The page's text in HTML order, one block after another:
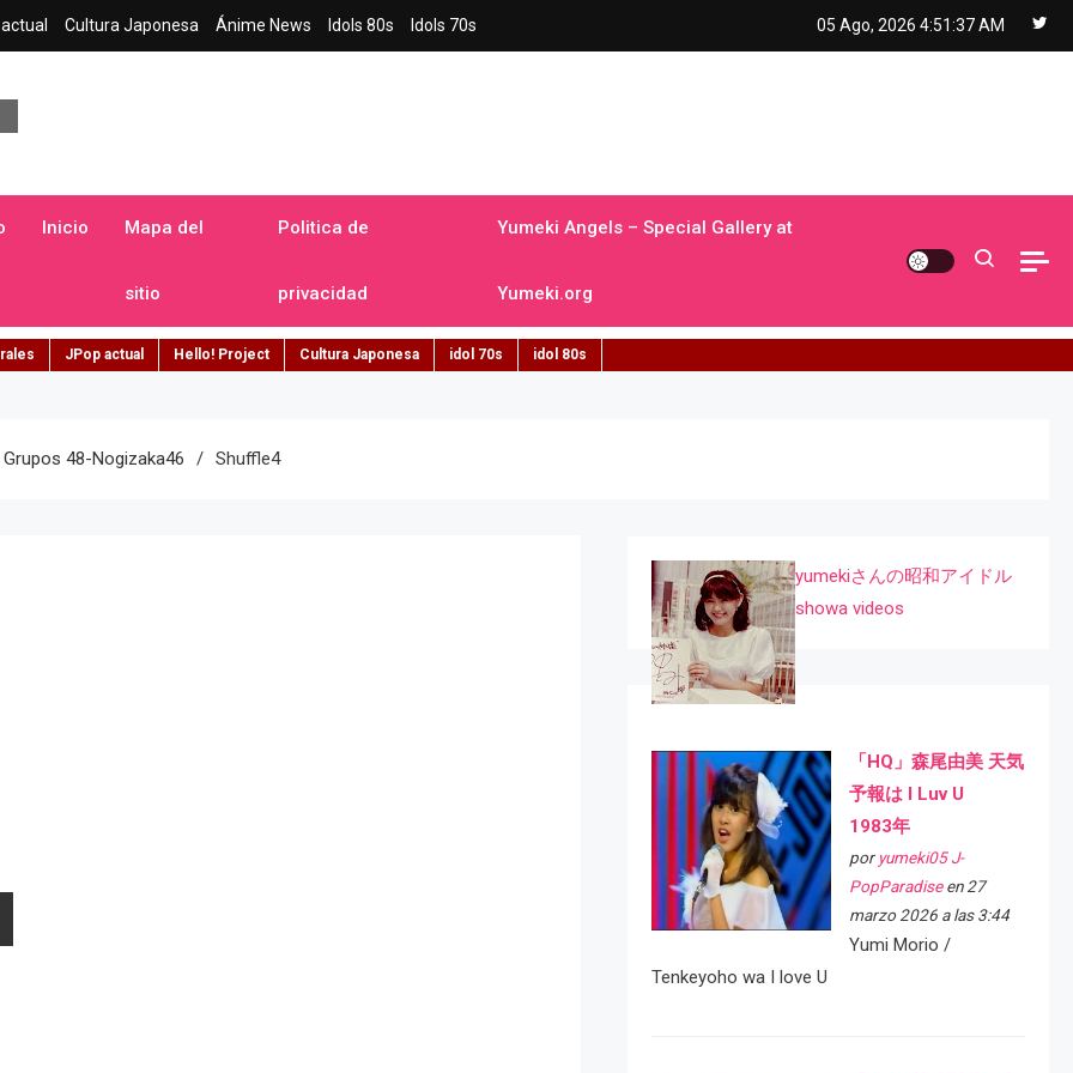
Cultura Japonesa Ánime News Idols 80s Idols 70s 05 Ago, 2026 4:51:38 AM
Inicio Mapa del
sitio
Politica de
privacidad
Yumeki Angels – Special Gallery at
Yumeki.org
JPop actual Hello! Project Cultura Japonesa idol 70s idol 80s
48-Nogizaka46 Shuffle4
yumekiさんの昭和アイドル
showa videos
「HQ」森尾由美 天気
予報は I Luv U
1983年
por yumeki05 J-
PopParadiseen 27
marzo 2026 a las 3:44
Yumi Morio /
Tenkeyoho wa I love U